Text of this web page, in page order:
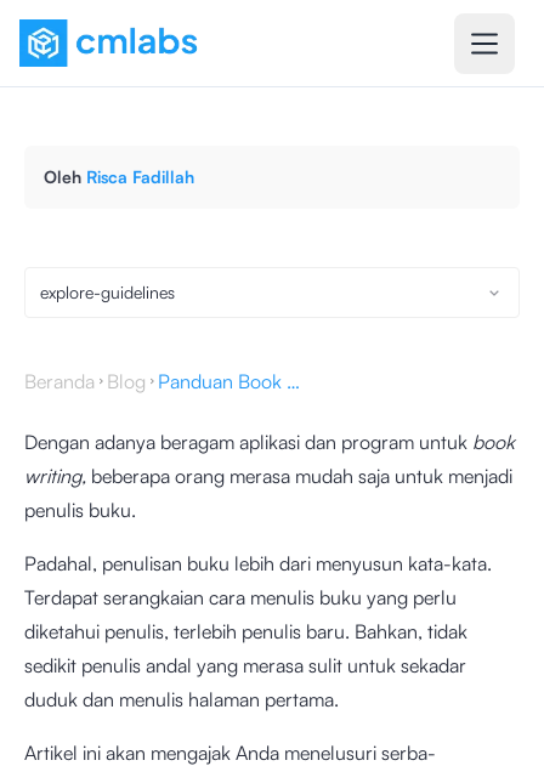
Oleh Risca Fadillah
explore-guidelines
Beranda Blog Panduan Book Writing, 10 Cara Menulis Buku untuk Pemula
Dengan adanya beragam aplikasi dan program untuk book
writing, beberapa orang merasa mudah saja untuk menjadi
penulis buku.
Padahal, penulisan buku lebih dari menyusun kata-kata.
Terdapat serangkaian cara menulis buku yang perlu
diketahui penulis, terlebih penulis baru. Bahkan, tidak
sedikit penulis andal yang merasa sulit untuk sekadar
duduk dan menulis halaman pertama.
Artikel ini akan mengajak Anda menelusuri serba-